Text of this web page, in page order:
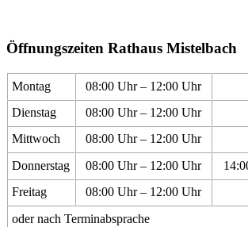
Öffnungszeiten Rathaus Mistelbach
Montag 08:00 Uhr – 12:00 Uhr
Dienstag
08:00 Uhr – 12:00 Uhr
Mittwoch
08:00 Uhr – 12:00 Uhr
Donnerstag
08:00 Uhr – 12:00 Uhr
Freitag
08:00 Uhr – 12:00 Uhr
oder nach Terminabsprache